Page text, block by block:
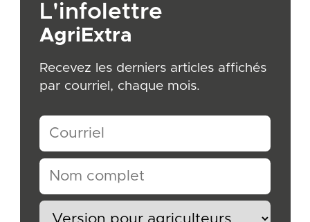
L'infolettre
AgriExtra
Recevez les derniers articles affichés
par courriel, chaque mois.